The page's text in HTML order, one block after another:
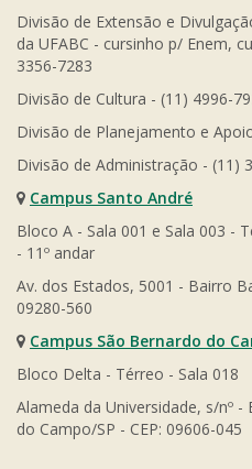
Divisão de Extensão e
da UFABC - cursinho p/ Enem,
3356-7283
Divisão de Cultura - (11) 4996-
Divisão de Planejamento e
Divisão de Administração - (11)
Campus Santo André
Bloco A - Sala 001 e Sala 003 -
- 11º andar
Av. dos Estados, 5001 - Bairro
09280-560
Campus São Bernardo do
Bloco Delta - Térreo - Sala 018
Alameda da Universidade, s/nº
do Campo/SP - CEP: 09606-045